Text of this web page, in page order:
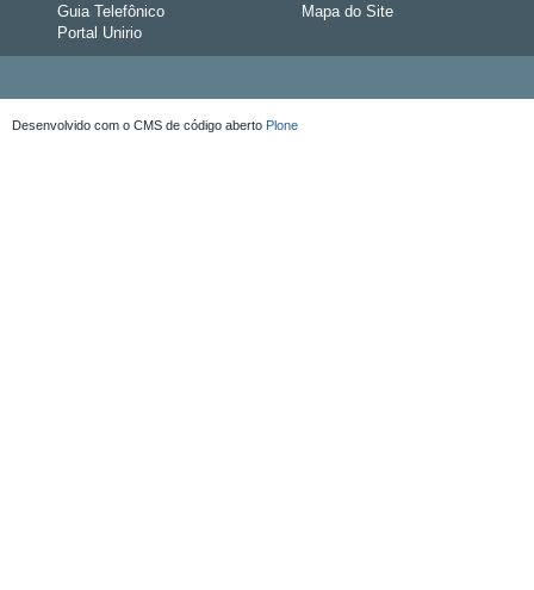
Guia Telefônico
Portal Unirio
Mapa do Site
Desenvolvido com o CMS de código aberto Plone